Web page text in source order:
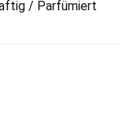
/ Parfümiert